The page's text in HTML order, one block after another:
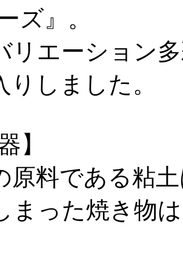
ズ』。
リエーション
りしました。
】
原料である粘
まった焼き物